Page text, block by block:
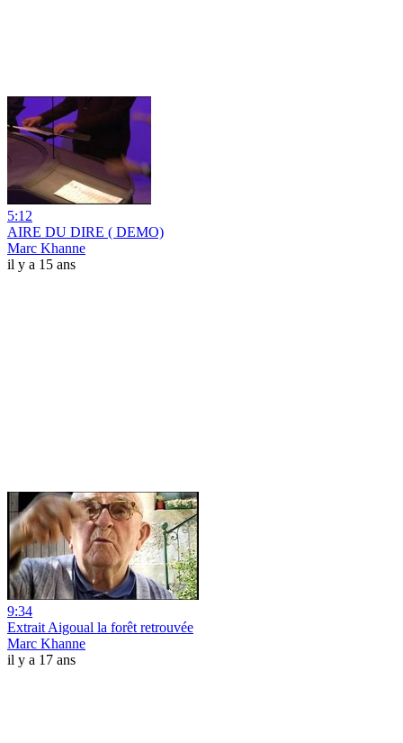
5:12
AIRE DU DIRE ( DEMO)
Marc Khanne
il y a 15 ans
9:34
Extrait Aigoual la forêt retrouvée
Marc Khanne
il y a 17 ans